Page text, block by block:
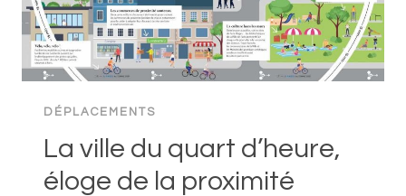
DE
TESLA
DÉPLACEMENTS
La ville du quart d’heure,
éloge de la proximité